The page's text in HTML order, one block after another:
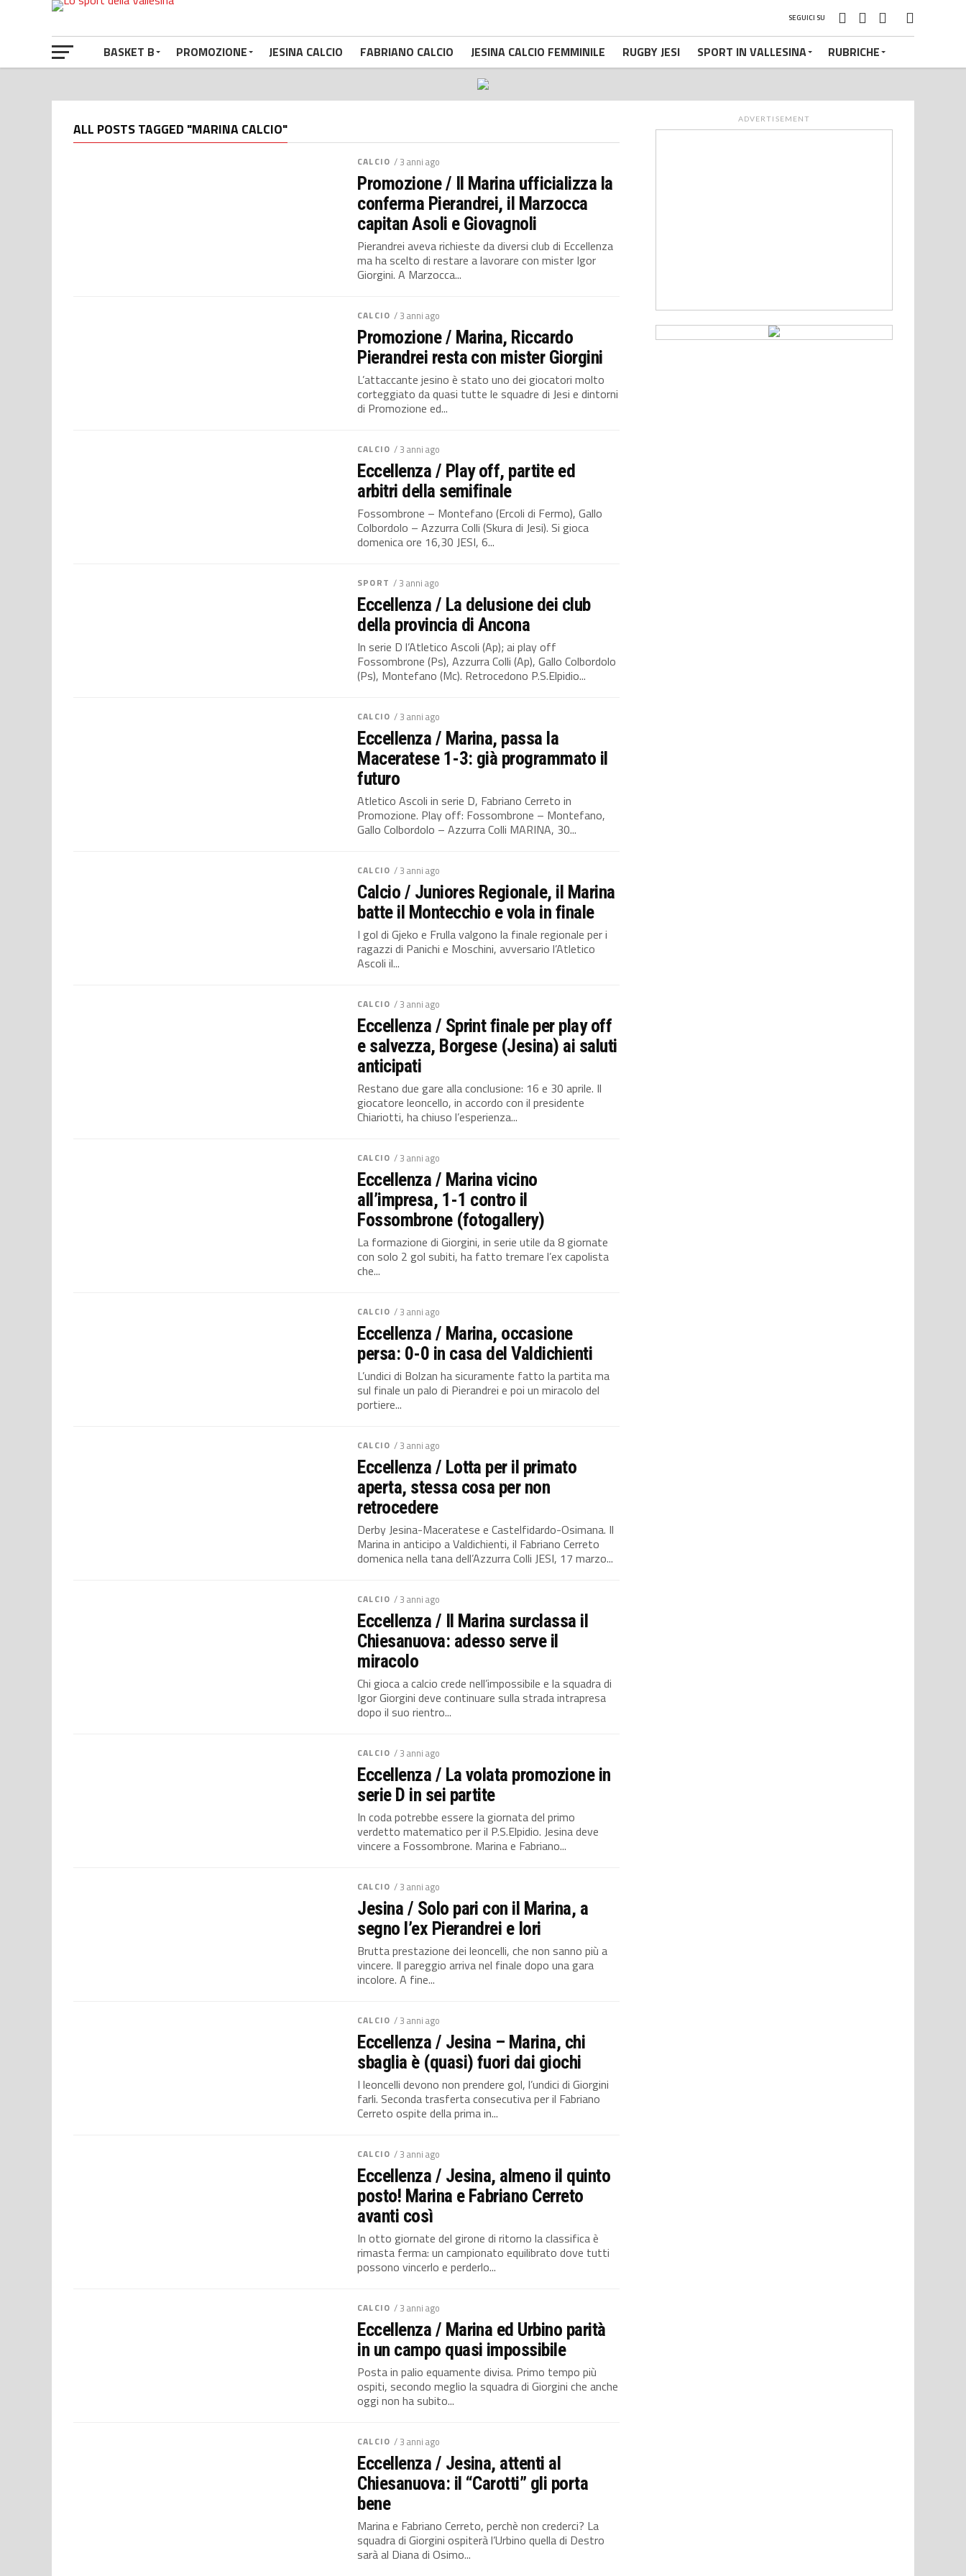
SEGUICI SU
BASKET B PROMOZIONE JESINA CALCIO FABRIANO CALCIO JESINA CALCIO FEMMINILE RUGBY JESI SPORT IN VALLESINA RUBRICHE
ALL POSTS TAGGED "MARINA CALCIO"
CALCIO / 3 anni ago
Promozione / Il Marina ufficializza la
conferma Pierandrei, il Marzocca
capitan Asoli e Giovagnoli
Pierandrei aveva richieste da diversi club di Eccellenza
ma ha scelto di restare a lavorare con mister Igor
Giorgini. A Marzocca...
CALCIO / 3 anni ago
Promozione / Marina, Riccardo
Pierandrei resta con mister Giorgini
L’attaccante jesino è stato uno dei giocatori molto
corteggiato da quasi tutte le squadre di Jesi e dintorni
di Promozione ed...
CALCIO / 3 anni ago
Eccellenza / Play off, partite ed
arbitri della semifinale
Fossombrone – Montefano (Ercoli di Fermo), Gallo
Colbordolo – Azzurra Colli (Skura di Jesi). Si gioca
domenica ore 16,30 JESI, 6...
SPORT / 3 anni ago
Eccellenza / La delusione dei club
della provincia di Ancona
In serie D l’Atletico Ascoli (Ap); ai play off
Fossombrone (Ps), Azzurra Colli (Ap), Gallo Colbordolo
(Ps), Montefano (Mc). Retrocedono P.S.Elpidio...
CALCIO / 3 anni ago
Eccellenza / Marina, passa la
Maceratese 1-3: già programmato il
futuro
Atletico Ascoli in serie D, Fabriano Cerreto in
Promozione. Play off: Fossombrone – Montefano,
Gallo Colbordolo – Azzurra Colli MARINA, 30...
CALCIO / 3 anni ago
Calcio / Juniores Regionale, il Marina
batte il Montecchio e vola in finale
I gol di Gjeko e Frulla valgono la finale regionale per i
ragazzi di Panichi e Moschini, avversario l’Atletico
Ascoli il...
CALCIO / 3 anni ago
Eccellenza / Sprint finale per play off
e salvezza, Borgese (Jesina) ai saluti
anticipati
Restano due gare alla conclusione: 16 e 30 aprile. Il
giocatore leoncello, in accordo con il presidente
Chiariotti, ha chiuso l’esperienza...
CALCIO / 3 anni ago
Eccellenza / Marina vicino
all’impresa, 1-1 contro il
Fossombrone (fotogallery)
La formazione di Giorgini, in serie utile da 8 giornate
con solo 2 gol subiti, ha fatto tremare l’ex capolista
che...
CALCIO / 3 anni ago
Eccellenza / Marina, occasione
persa: 0-0 in casa del Valdichienti
L’undici di Bolzan ha sicuramente fatto la partita ma
sul finale un palo di Pierandrei e poi un miracolo del
portiere...
CALCIO / 3 anni ago
Eccellenza / Lotta per il primato
aperta, stessa cosa per non
retrocedere
Derby Jesina-Maceratese e Castelfidardo-Osimana. Il
Marina in anticipo a Valdichienti, il Fabriano Cerreto
domenica nella tana dell’Azzurra Colli JESI, 17 marzo...
CALCIO / 3 anni ago
Eccellenza / Il Marina surclassa il
Chiesanuova: adesso serve il
miracolo
Chi gioca a calcio crede nell’impossibile e la squadra di
Igor Giorgini deve continuare sulla strada intrapresa
dopo il suo rientro...
CALCIO / 3 anni ago
Eccellenza / La volata promozione in
serie D in sei partite
In coda potrebbe essere la giornata del primo
verdetto matematico per il P.S.Elpidio. Jesina deve
vincere a Fossombrone. Marina e Fabriano...
CALCIO / 3 anni ago
Jesina / Solo pari con il Marina, a
segno l’ex Pierandrei e Iori
Brutta prestazione dei leoncelli, che non sanno più a
vincere. Il pareggio arriva nel finale dopo una gara
incolore. A fine...
CALCIO / 3 anni ago
Eccellenza / Jesina – Marina, chi
sbaglia è (quasi) fuori dai giochi
I leoncelli devono non prendere gol, l’undici di Giorgini
farli. Seconda trasferta consecutiva per il Fabriano
Cerreto ospite della prima in...
CALCIO / 3 anni ago
Eccellenza / Jesina, almeno il quinto
posto! Marina e Fabriano Cerreto
avanti così
In otto giornate del girone di ritorno la classifica è
rimasta ferma: un campionato equilibrato dove tutti
possono vincerlo e perderlo...
CALCIO / 3 anni ago
Eccellenza / Marina ed Urbino parità
in un campo quasi impossibile
Posta in palio equamente divisa. Primo tempo più
ospiti, secondo meglio la squadra di Giorgini che anche
oggi non ha subito...
CALCIO / 3 anni ago
Eccellenza / Jesina, attenti al
Chiesanuova: il “Carotti” gli porta
bene
Marina e Fabriano Cerreto, perchè non crederci? La
squadra di Giorgini ospiterà l’Urbino quella di Destro
sarà al Diana di Osimo...
ADVERTISEMENT